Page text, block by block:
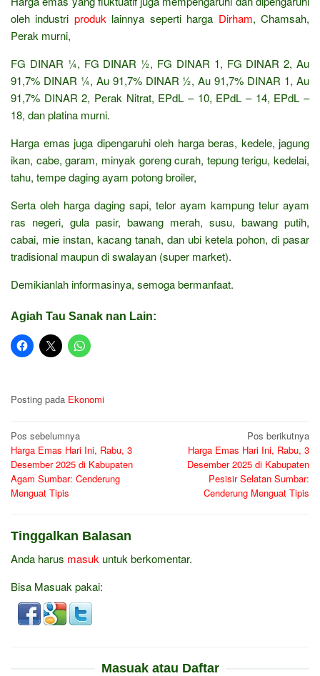
oleh industri produklainnya seperti harga Dirham, Chamsah,
Perak murni,
FG DINAR ¼, FG DINAR ½, FG DINAR 1, FG DINAR 2, Au
91,7% DINAR ¼, Au 91,7% DINAR ½, Au 91,7% DINAR 1, Au
91,7% DINAR 2, Perak Nitrat, EPdL – 10, EPdL – 14, EPdL –
18, dan platina murni.
Harga emas juga dipengaruhi oleh harga beras, kedele, jagung
ikan, cabe, garam, minyak goreng curah, tepung terigu, kedelai,
tahu, tempe daging ayam potong broiler,
Serta oleh harga daging sapi, telor ayam kampung telur ayam
ras negeri, gula pasir, bawang merah, susu, bawang putih,
cabai, mie instan, kacang tanah, dan ubi ketela pohon, di pasar
tradisional maupun di swalayan (super market).
Demikianlah informasinya, semoga bermanfaat.
Agiah Tau Sanak nan Lain:
Posting pada Ekonomi
Navigasi
pos
Pos sebelumnya
Harga Emas Hari Ini, Rabu, 3
Desember 2025 di Kabupaten
Agam Sumbar: Cenderung
Menguat Tipis
Pos berikutnya
Harga Emas Hari Ini, Rabu, 3
Desember 2025 di Kabupaten
Pesisir Selatan Sumbar:
Cenderung Menguat Tipis
Tinggalkan Balasan
Anda harus masuk untuk berkomentar.
Bisa Masuak pakai:
Masuak atau Daftar